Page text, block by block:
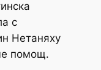
с
Нетаняху
помощ.